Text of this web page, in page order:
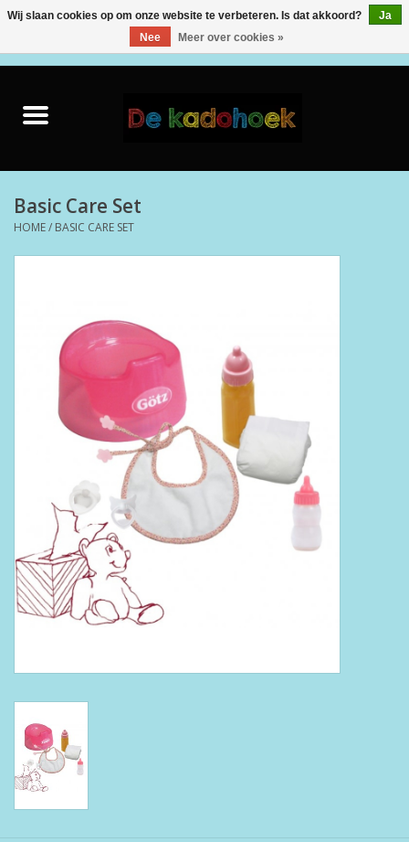
Back to School
Puzzels & Spellen
Collectables
Wannahaves
Wens & Postkaarten
Feest
Merken
Basic Care Set
HOME/ BASIC CARE SET
Wij slaan cookies op om onze website te verbeteren. Is dat akkoord?
Ja
Nee
Meer over cookies »